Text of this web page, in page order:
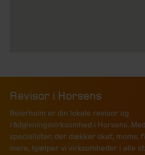
Revisor i Horsens
Beierholm er din lokale revisor og
rådgivningsvirksomhed i Horsens.
specialister, der dækker skat, moms,
mere, hjælper vi virksomheder i alle